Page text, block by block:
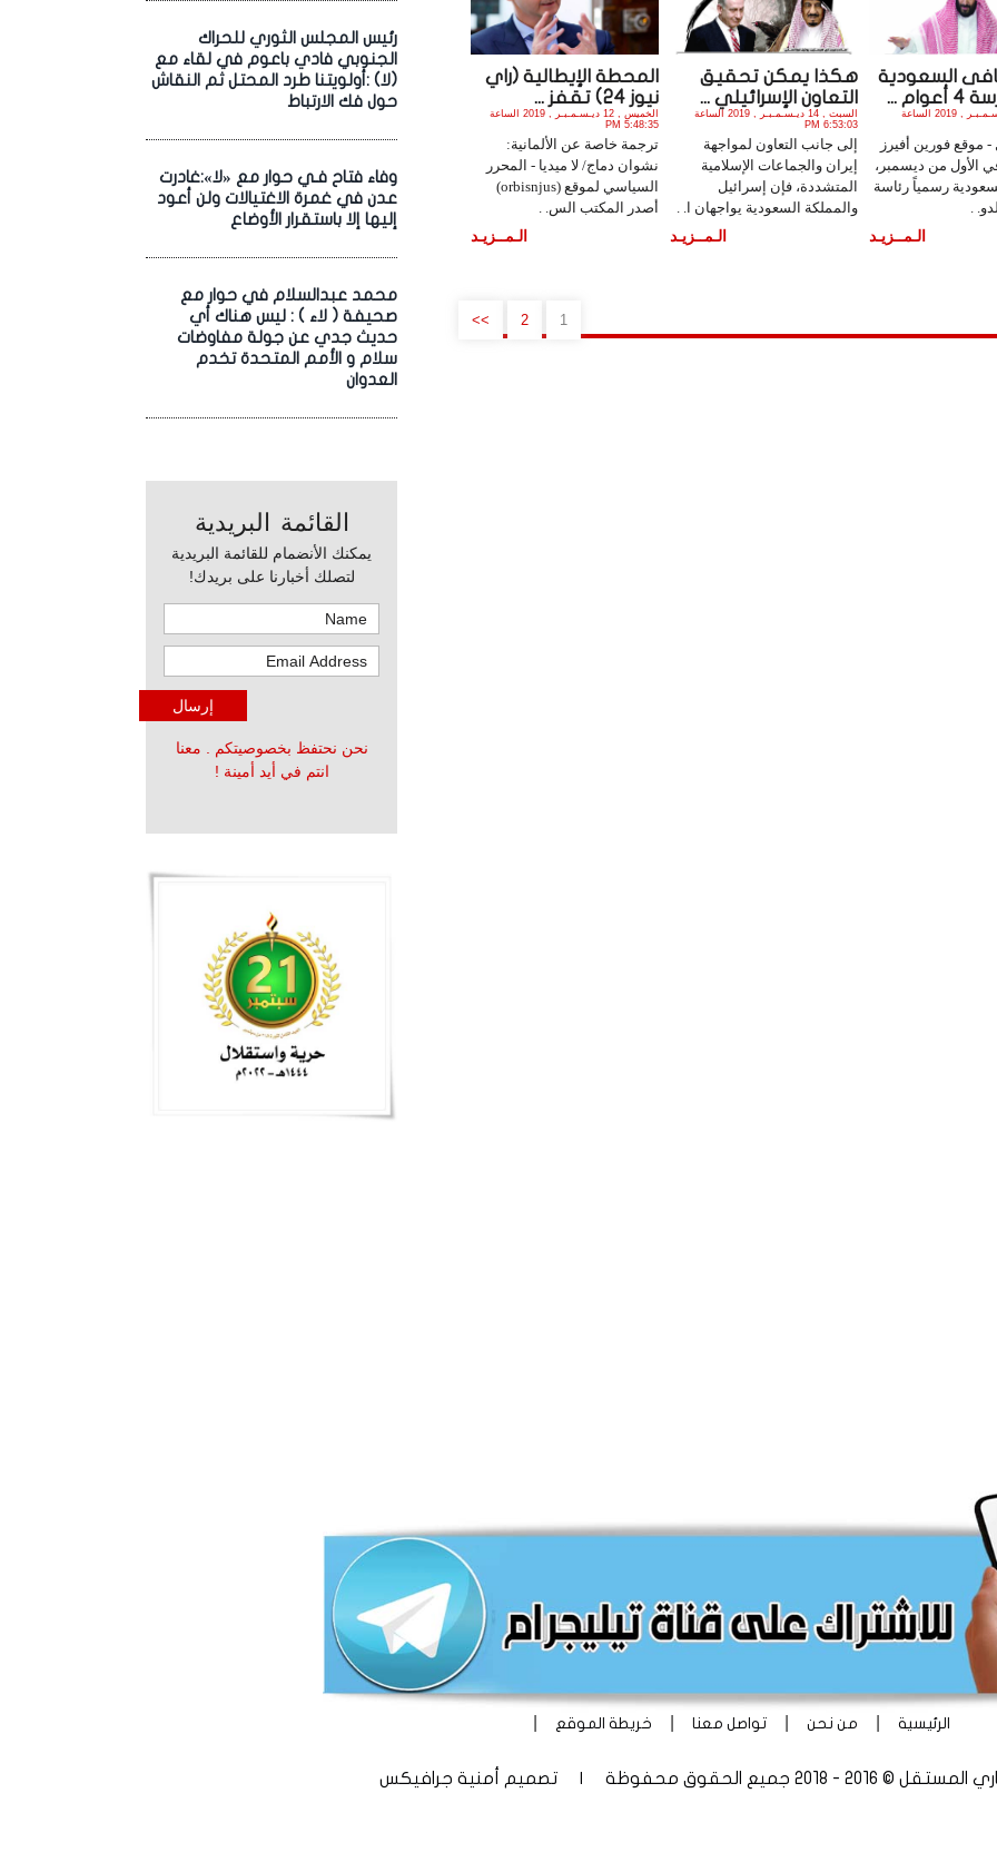
رئيس المجلس الثوري للحراك
الجنوبي فادي باعوم في لقاء مع
(لا) :أولويتنا طرد المحتل ثم النقاش
حول فك الارتباط
وفاء فتاح فـي حوار مع «لا»:غادرت
عدن في غمرة الاغتيالات ولن أعود
إليها إلا باستقرار الأوضاع
محمد عبدالسلام في حوار مع
صحيفة ( لاء ) : ليس هناك أي
حديث جدي عن جولة مفاوضات
سلام و الأمم المتحدة تخدم
العدوان
القائمة البريدية
يمكنك الأنضمام للقائمة البريدية
لتصلك أخبارنا على بريدك!
نحن نحتفظ بخصوصيتكم . معنا
انتم في أيد أمينة !
السعودية
...
الأحد , 15 ديـسـمـبـر , 2019 الساعة
موقع فورين أفيرز
الأول من ديسمبر،
رسمياً رئاسة
.
الـمــزيـد
هكذا يمكن تحقيق
التعاون الإسرائيلي ...
السبت , 14 ديـسـمـبـر , 2019 الساعة
6:53:03 PM
إلى جانب التعاون لمواجهة
إيران والجماعات الإسلامية
المتشددة، فإن إسرائيل
والمملكة السعودية يواجهان ا. .
الـمــزيـد
المحطة الإيطالية (راي
نيوز 24) تقفز ...
الخميس , 12 ديـسـمـبـر , 2019 الساعة
5:48:35 PM
ترجمة خاصة عن الألمانية:
نشوان دماج/ لا ميديا - المحرر
السياسي لموقع (orbisnjus)
أصدر المكتب الس. .
الـمــزيـد
1
2
>>
الرئيسية من نحن تواصل معنا خريطة الموقع
2018 جميع الحقوق محفوظة | تصميم أمنية جرافيكس